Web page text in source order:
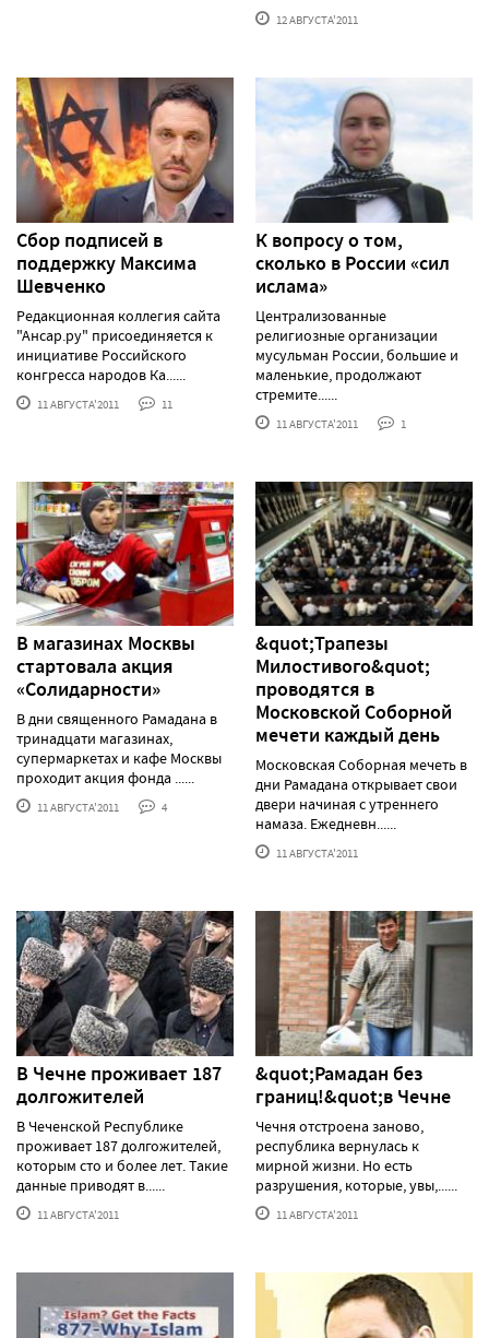
12 АВГУСТА'2011
Сбор подписей в
поддержку Максима
Шевченко
Редакционная коллегия сайта
"Ансар.ру" присоединяется к
инициативе Российского
конгресса народов Ка......
11 АВГУСТА'2011 11
К вопросу о том,
сколько в России «сил
ислама»
Централизованные
религиозные организации
мусульман России, большие и
маленькие, продолжают
стремите......
11 АВГУСТА'2011 1
В магазинах Москвы
стартовала акция
«Солидарности»
В дни священного Рамадана в
тринадцати магазинах,
супермаркетах и кафе Москвы
проходит акция фонда ......
11 АВГУСТА'2011 4
&quot;Трапезы
Милостивого&quot;
проводятся в
Московской Соборной
мечети каждый день
Московская Соборная мечеть в
дни Рамадана открывает свои
двери начиная с утреннего
намаза. Ежедневн......
11 АВГУСТА'2011
В Чечне проживает 187
долгожителей
В Чеченской Республике
проживает 187 долгожителей,
которым сто и более лет. Такие
данные приводят в......
11 АВГУСТА'2011
&quot;Рамадан без
границ!&quot;в Чечне
Чечня отстроена заново,
республика вернулась к
мирной жизни. Но есть
разрушения, которые, увы,......
11 АВГУСТА'2011